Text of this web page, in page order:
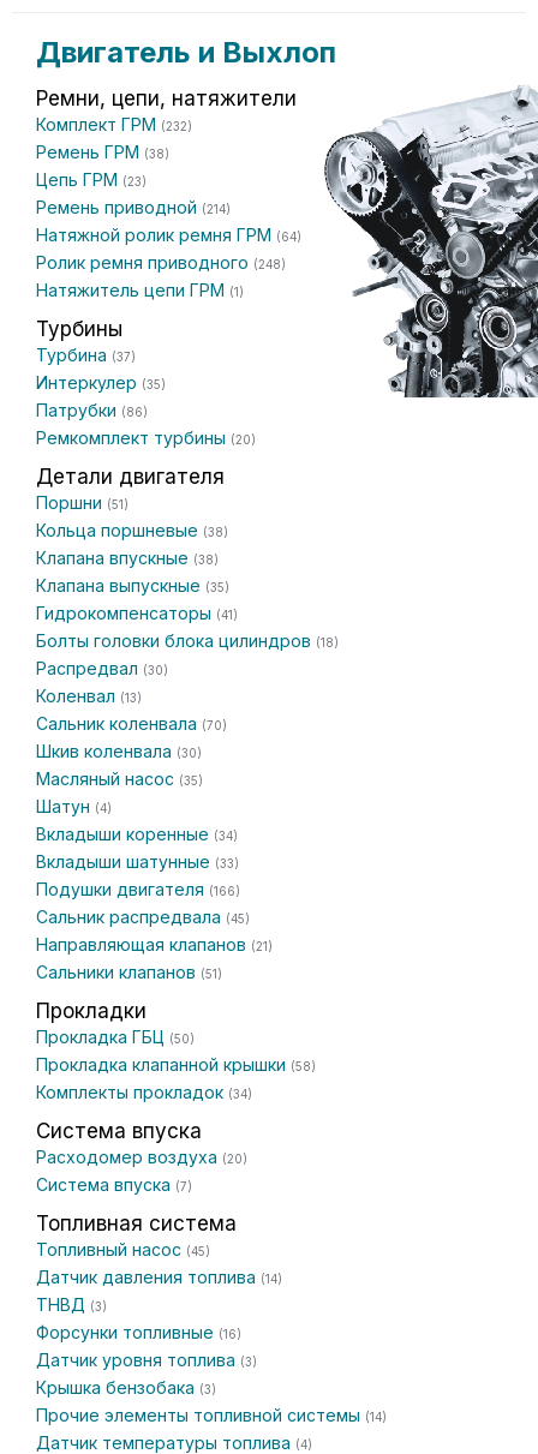
Двигатель и Выхлоп
Ремни, цепи, натяжители
Комплект ГРМ (232)
Ремень ГРМ (38)
Цепь ГРМ (23)
Ремень приводной (214)
Натяжной ролик ремня ГРМ (64)
Ролик ремня приводного (248)
Натяжитель цепи ГРМ (1)
Турбины
Турбина (37)
Интеркулер (35)
Патрубки (86)
Ремкомплект турбины (20)
Детали двигателя
Поршни (51)
Кольца поршневые (38)
Клапана впускные (38)
Клапана выпускные (35)
Гидрокомпенсаторы (41)
Болты головки блока цилиндров (18)
Распредвал (30)
Коленвал (13)
Сальник коленвала (70)
Шкив коленвала (30)
Масляный насос (35)
Шатун (4)
Вкладыши коренные (34)
Вкладыши шатунные (33)
Подушки двигателя (166)
Сальник распредвала (45)
Направляющая клапанов (21)
Сальники клапанов (51)
Прокладки
Прокладка ГБЦ (50)
Прокладка клапанной крышки (58)
Комплекты прокладок (34)
Система впуска
Расходомер воздуха (20)
Система впуска (7)
Топливная система
Топливный насос (45)
Датчик давления топлива (14)
ТНВД (3)
Форсунки топливные (16)
Датчик уровня топлива (3)
Крышка бензобака (3)
Прочие элементы топливной системы (14)
Датчик температуры топлива (4)